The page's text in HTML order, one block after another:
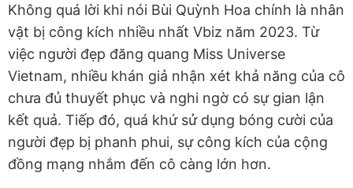
Không quá lời khi nói Bùi Quỳnh Hoa chính là nhân
vật bị công kích nhiều nhất Vbiz năm 2023. Từ
việc người đẹp đăng quang Miss Universe
Vietnam, nhiều khán giả nhận xét khả năng của cô
chưa đủ thuyết phục và nghi ngờ có sự gian lận
kết quả. Tiếp đó, quá khứ sử dụng bóng cười của
người đẹp bị phanh phui, sự công kích của cộng
đồng mạng nhắm đến cô càng lớn hơn.